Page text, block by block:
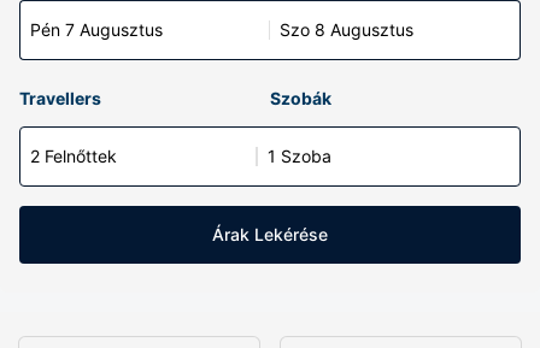
Pén 7 Augusztus Szo 8 Augusztus
Travellers Szobák
2 Felnőttek 1 Szoba
Árak Lekérése